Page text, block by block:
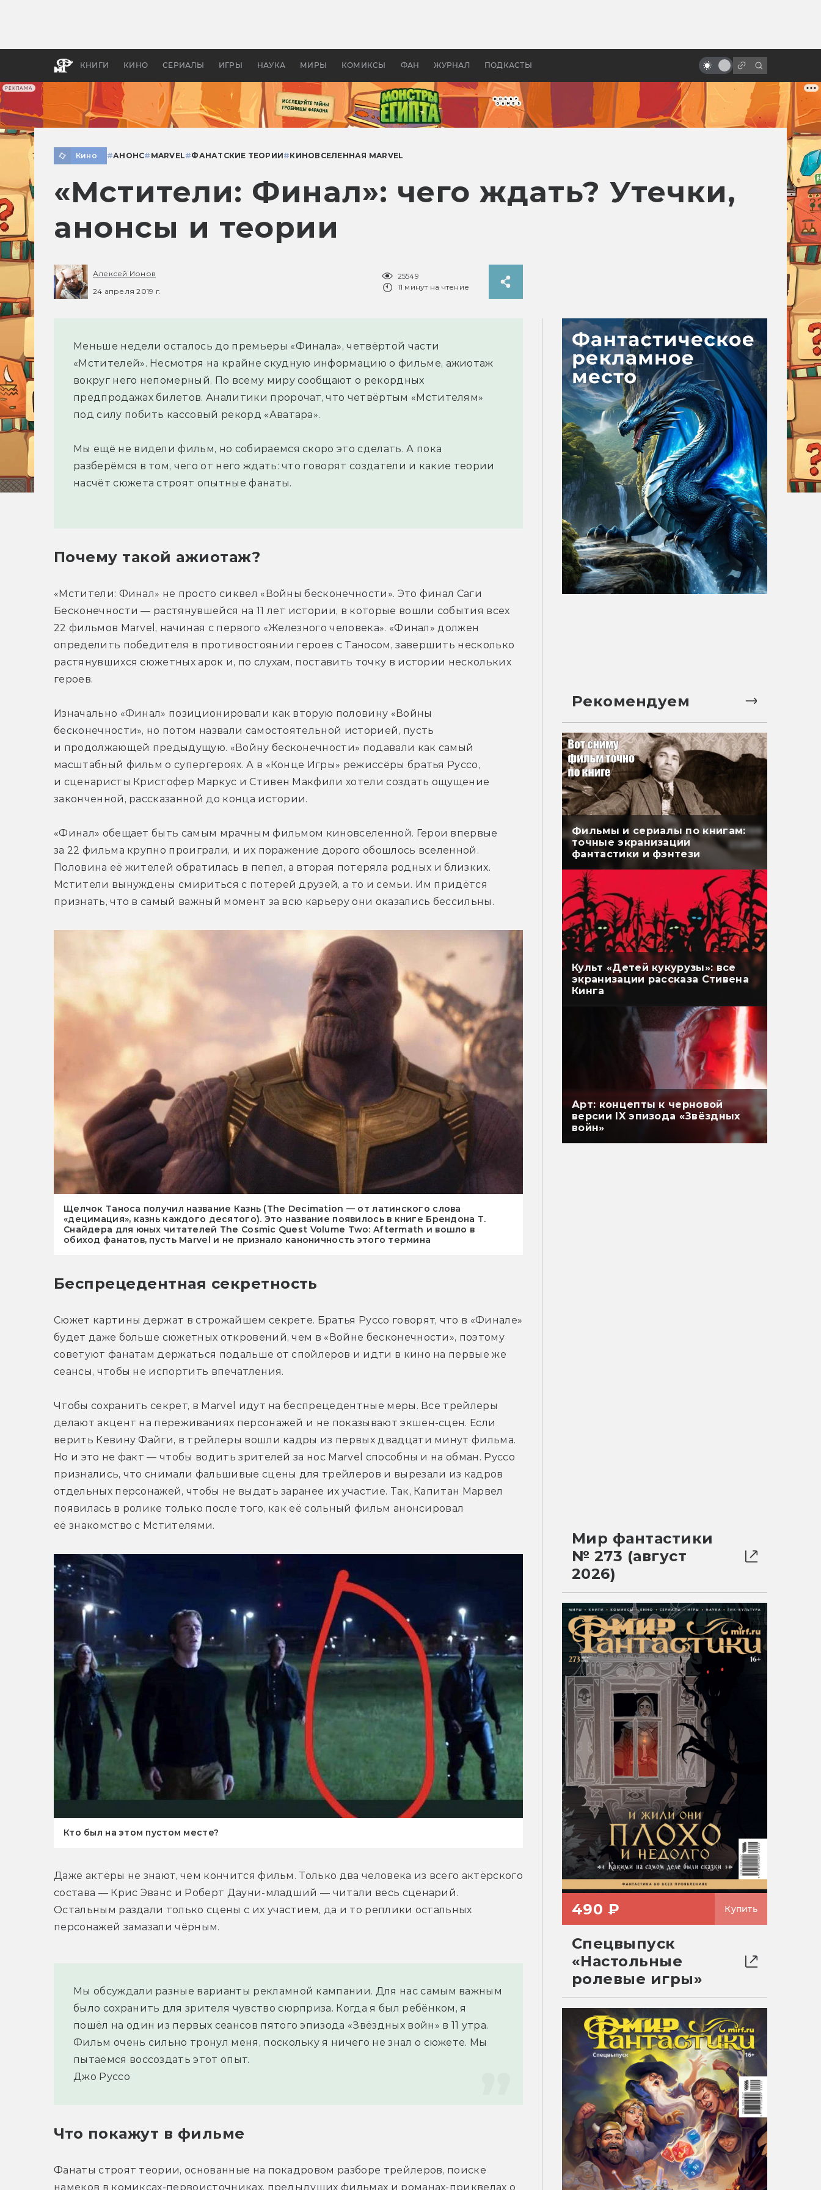
РЕКЛАМА
КНИГИ КИНО СЕРИАЛЫ ИГРЫ НАУКА МИРЫ КОМИКСЫ ФАН ЖУРНАЛ ПОДКАСТЫ
бы «Властелина колец»
Древней Грецией
камень»
Кино #АНОНС# MARVEL#ФАНАТСКИЕ ТЕОРИИ#КИНОВСЕЛЕННАЯ MARVEL
«Мстители: Финал»: чего ждать? Утечки,
анонсы и теории
Алексей Ионов
24 апреля 2019 г.
25549
11 минут на чтение
Меньше недели осталось до премьеры «Финала», четвёртой части
«Мстителей». Несмотря на крайне скудную информацию о фильме, ажиотаж
вокруг него непомерный. По всему миру сообщают о рекордных
предпродажах билетов. Аналитики пророчат, что четвёртым «Мстителям»
под силу побить кассовый рекорд «Аватара».
Мы ещё не видели фильм, но собираемся скоро это сделать. А пока
разберёмся в том, чего от него ждать: что говорят создатели и какие теории
насчёт сюжета строят опытные фанаты.
Почему такой ажиотаж?
«Мстители: Финал» не просто сиквел «Войны бесконечности». Это финал Саги
Бесконечности — растянувшейся на 11 лет истории, в которые вошли события всех
22 фильмов Marvel, начиная с первого «Железного человека». «Финал» должен
определить победителя в противостоянии героев с Таносом, завершить несколько
растянувшихся сюжетных арок и, по слухам, поставить точку в истории нескольких
героев.
Изначально «Финал» позиционировали как вторую половину «Войны
бесконечности», но потом назвали самостоятельной историей, пусть
и продолжающей предыдущую. «Войну бесконечности» подавали как самый
масштабный фильм о супергероях. А в «Конце Игры» режиссёры братья Руссо,
и сценаристы Кристофер Маркус и Стивен Макфили хотели создать ощущение
законченной, рассказанной до конца истории.
«Финал» обещает быть самым мрачным фильмом киновселенной. Герои впервые
за 22 фильма крупно проиграли, и их поражение дорого обошлось вселенной.
Половина её жителей обратилась в пепел, а вторая потеряла родных и близких.
Мстители вынуждены смириться с потерей друзей, а то и семьи. Им придётся
признать, что в самый важный момент за всю карьеру они оказались бессильны.
Щелчок Таноса получил название Казнь (The Decimation — от латинского слова
«децимация», казнь каждого десятого). Это название появилось в книге Брендона Т.
Снайдера для юных читателей The Cosmic Quest Volume Two: Aftermath и вошло в
обиход фанатов, пусть Marvel и не признало каноничность этого термина
Беспрецедентная секретность
Сюжет картины держат в строжайшем секрете. Братья Руссо говорят, что в «Финале»
будет даже больше сюжетных откровений, чем в «Войне бесконечности», поэтому
советуют фанатам держаться подальше от спойлеров и идти в кино на первые же
сеансы, чтобы не испортить впечатления.
Чтобы сохранить секрет, в Marvel идут на беспрецедентные меры. Все трейлеры
делают акцент на переживаниях персонажей и не показывают экшен-сцен. Если
верить Кевину Файги, в трейлеры вошли кадры из первых двадцати минут фильма.
Но и это не факт — чтобы водить зрителей за нос Marvel способны и на обман. Руссо
признались, что снимали фальшивые сцены для трейлеров и вырезали из кадров
отдельных персонажей, чтобы не выдать заранее их участие. Так, Капитан Марвел
появилась в ролике только после того, как её сольный фильм анонсировал
её знакомство с Мстителями.
Кто был на этом пустом месте?
Даже актёры не знают, чем кончится фильм. Только два человека из всего актёрского
состава — Крис Эванс и Роберт Дауни-младший — читали весь сценарий.
Остальным раздали только сцены с их участием, да и то реплики остальных
персонажей замазали чёрным.
Мы обсуждали разные варианты рекламной кампании. Для нас самым важным
было сохранить для зрителя чувство сюрприза. Когда я был ребёнком, я
пошёл на один из первых сеансов пятого эпизода «Звёздных войн» в 11 утра.
Фильм очень сильно тронул меня, поскольку я ничего не знал о сюжете. Мы
пытаемся воссоздать этот опыт.
Джо Руссо
Что покажут в фильме
Фанаты строят теории, основанные на покадровом разборе трейлеров, поиске
намеков в комиксах-первоисточниках, предыдущих фильмах и романах-приквелах о
Рекомендуем
Фильмы и сериалы по книгам:
точные экранизации
фантастики и фэнтези
Культ «Детей кукурузы»: все
экранизации рассказа Стивена
Кинга
Арт: концепты к черновой
версии IX эпизода «Звёздных
войн»
Мир фантастики
№ 273 (август
2026)
490 ₽ Купить
Спецвыпуск
«Настольные
ролевые игры»